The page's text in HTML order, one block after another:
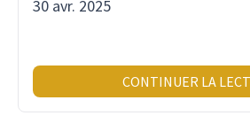
30 avr. 2025
CONTINUER LA